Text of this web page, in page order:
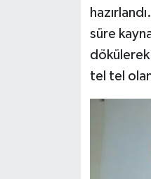
süre
tel tel